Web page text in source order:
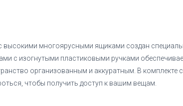
высокими многоярусными ящиками создан
с изогнутыми пластиковыми ручками
организованным и аккуратным. В комплекте
чтобы получить доступ к вашим вещам.